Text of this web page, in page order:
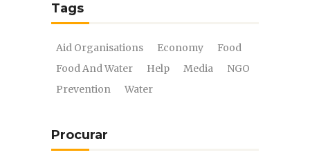
Tags
Aid Organisations Economy
Food
Food And Water
Help Media
NGO
Prevention
Water
Procurar